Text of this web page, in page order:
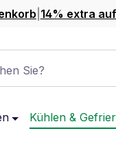
14% extra
Sie?
Kühlen &